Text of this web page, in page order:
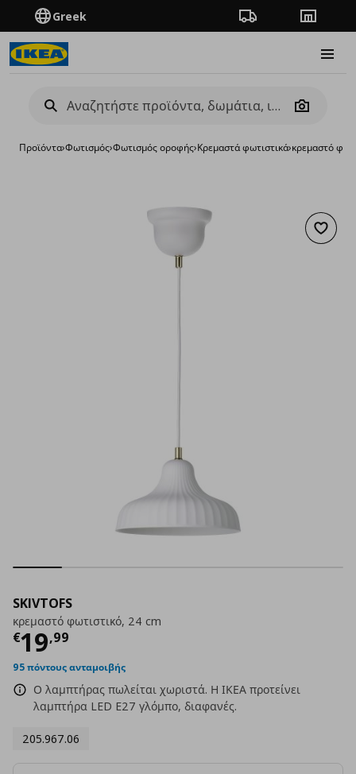
Greek Πορεία παραγγελίας
Camera
Προϊόντα›Φωτισμός›Φωτισμός οροφής›Κρεμαστά φωτιστικά›κρεμαστό
SKIVTOFS
κρεμαστό φωτιστικό, 24 cm
€19,99
Τρέχουσα τιμή
95 πόντους ανταμοιβής
Ο λαμπτήρας πωλείται χωριστά. Η ΙΚΕΑ προτείνει
λαμπτήρα LED E27 γλόμπο, διαφανές.
205.967.06